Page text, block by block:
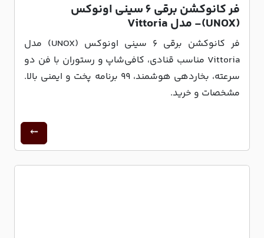
فر کانوکشن برقی 6 سینی اونوکس
(UNOX)- مدل Vittoria
فر کانوکشن برقی ۶ سینی اونوکس (UNOX) مدل
Vittoria مناسب قنادی، کافی‌شاپ و رستوران با فن دو
سرعته، بخاردهی هوشمند، ۹۹ برنامه پخت و ایمنی بالا.
مشخصات و خرید.